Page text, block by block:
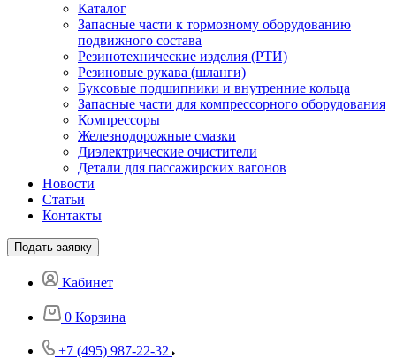
Каталог
Запасные части к тормозному оборудованию
подвижного состава
Резинотехнические изделия (РТИ)
Резиновые рукава (шланги)
Буксовые подшипники и внутренние кольца
Запасные части для компрессорного оборудования
Компрессоры
Железнодорожные смазки
Диэлектрические очистители
Детали для пассажирских вагонов
Новости
Статьи
Контакты
Подать заявку
Кабинет
0 Корзина
+7 (495) 987-22-32